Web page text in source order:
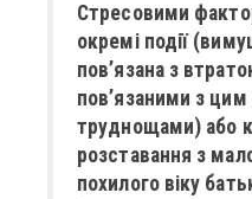
Стресовими
окремі події
пов’язана з
пов’язаними з
труднощами) або
розставання з
похилого віку